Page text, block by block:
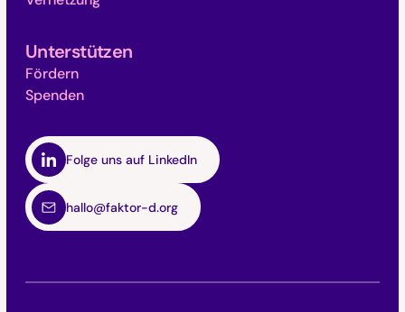
Folge uns auf LinkedIn
hallo@faktor-d.org
Unterstützen
Fördern
Spenden